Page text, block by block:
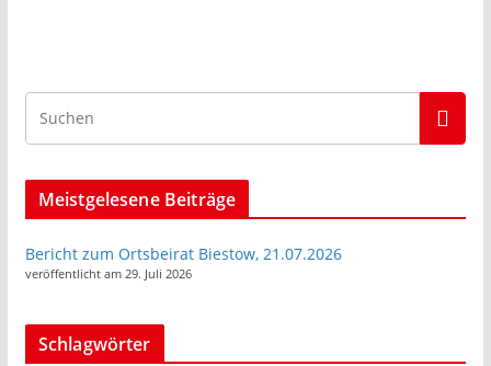
Meistgelesene Beiträge
Bericht zum Ortsbeirat Biestow, 21.07.2026
veröffentlicht am 29. Juli 2026
Schlagwörter